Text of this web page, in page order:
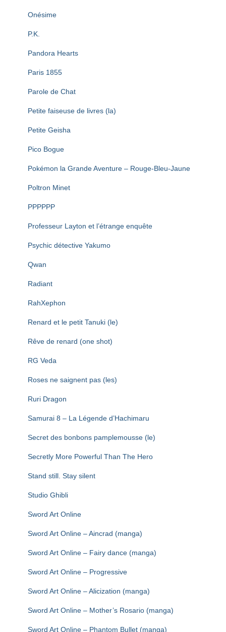
Onésime
P.K.
Pandora Hearts
Paris 1855
Parole de Chat
Petite faiseuse de livres (la)
Petite Geisha
Pico Bogue
Pokémon la Grande Aventure – Rouge-Bleu-Jaune
Poltron Minet
PPPPPP
Professeur Layton et l’étrange enquête
Psychic détective Yakumo
Qwan
Radiant
RahXephon
Renard et le petit Tanuki (le)
Rêve de renard (one shot)
RG Veda
Roses ne saignent pas (les)
Ruri Dragon
Samurai 8 – La Légende d’Hachimaru
Secret des bonbons pamplemousse (le)
Secretly More Powerful Than The Hero
Stand still. Stay silent
Studio Ghibli
Sword Art Online
Sword Art Online – Aincrad (manga)
Sword Art Online – Fairy dance (manga)
Sword Art Online – Progressive
Sword Art Online – Alicization (manga)
Sword Art Online – Mother’s Rosario (manga)
Sword Art Online – Phantom Bullet (manga)